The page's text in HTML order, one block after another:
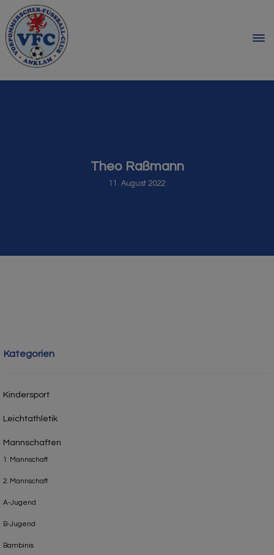
Theo Raßmann
11. August 2022
Kategorien
Kindersport
Leichtathletik
Mannschaften
1. Mannschaft
2. Mannschaft
A-Jugend
B-Jugend
Bambinis